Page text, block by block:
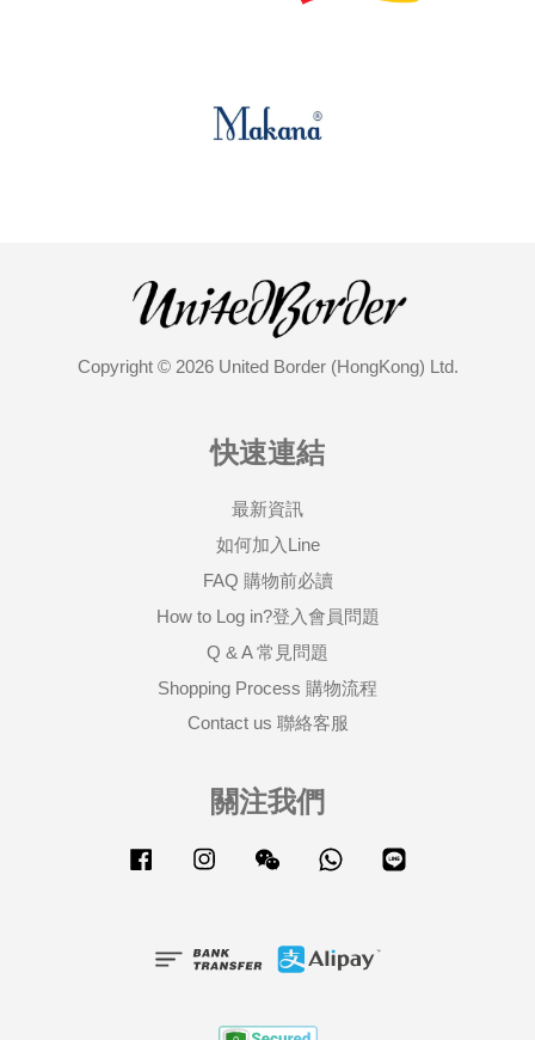
Copyright © 2026 United Border (HongKong) Ltd.
快速連結
最新資訊
如何加入Line
FAQ 購物前必讀
How to Log in?登入會員問題
Q & A 常見問題
Shopping Process 購物流程
Contact us 聯絡客服
關注我們
Facebook Instagram Wechat Whatsapp